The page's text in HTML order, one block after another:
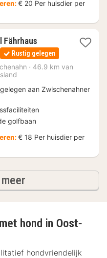
€ 20 Per huisdier per
Fährhaus1
nacht
vanaf
€
Rustig gelegen
· 46.9 km van
aan Zwischenahner
golfbaan
€ 18 Per huisdier per
hotels
hond in Oost-
hondvriendelijk